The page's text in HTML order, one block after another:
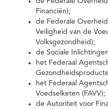
Financiën);
de Federale
Veiligheid van de
Volksgezondheid);
de Sociale
het Federaal
het Federaal
Voedselketen (FAVV);
de Autoriteit voor